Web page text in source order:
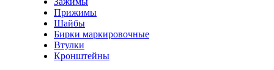
Прижимы
Шайбы
Бирки маркировочные
Втулки
Кронштейны